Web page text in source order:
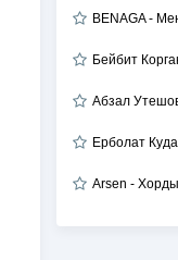
BENAGA -
Бейбит
Абзал
Ерболат
Arsen -